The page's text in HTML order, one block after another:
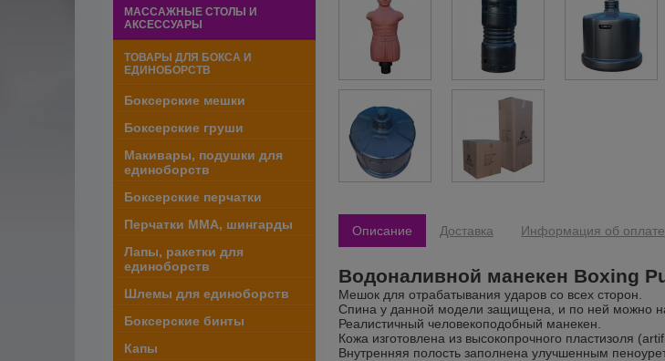
МАССАЖНЫЕ СТОЛЫ И
АКСЕССУАРЫ
ТОВАРЫ ДЛЯ БОКСА И
ЕДИНОБОРСТВ
Боксерские мешки
Боксерские груши
Макивары, подушки для
единоборств
Боксерские перчатки
Перчатки ММА, шингарды
Лапы, ракетки для
единоборств
Шлемы для единоборств
Боксерские бинты
Капы
Описание Доставка Информация об оплате
Водоналивной манекен Boxing
Мешок для отрабатывания ударов со всех сторон.
Спина у данной модели защищена, и по ней можно
Реалистичный человекоподобный манекен.
Кожа изготовлена из высокопрочного пластизоля
Внутренняя полость заполнена улучшенным